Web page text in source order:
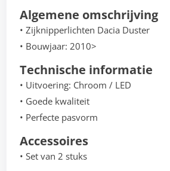
Algemene omschrijving
• Zijknipperlichten Dacia Duster
• Bouwjaar: 2010>
Technische informatie
• Uitvoering: Chroom / LED
• Goede kwaliteit
• Perfecte pasvorm
Accessoires
• Set van 2 stuks